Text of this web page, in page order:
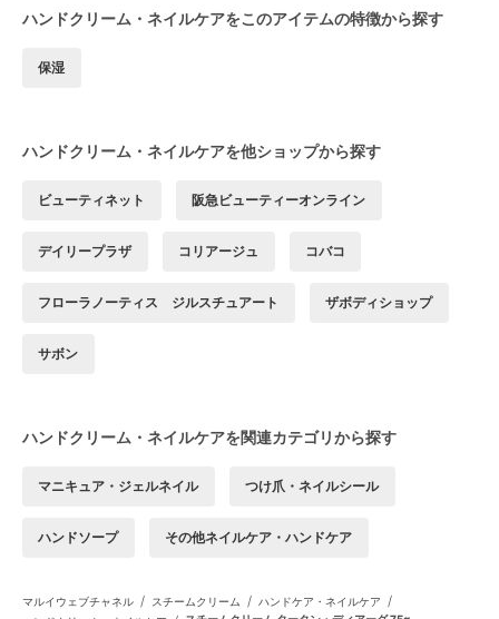
ハンドクリーム・ネイルケアをこのアイテムの特徴から探す
保湿
ハンドクリーム・ネイルケアを他ショップから探す
ビューティネット 阪急ビューティーオンライン
デイリープラザ コリアージュ コバコ
フローラノーティス ジルスチュアート ザボディショップ
サボン
ハンドクリーム・ネイルケアを関連カテゴリから探す
マニキュア・ジェルネイル つけ爪・ネイルシール
ハンドソープ その他ネイルケア・ハンドケア
マルイウェブチャネル / スチームクリーム / ハンドケア・ネイルケア /